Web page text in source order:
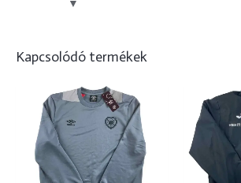
Kapcsolódó termékek